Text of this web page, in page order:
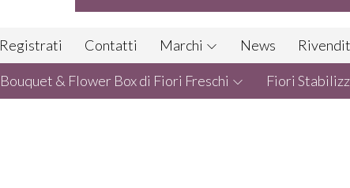
Registrati Contatti Marchi News
Bouquet & Flower Box di Fiori Freschi Fiori